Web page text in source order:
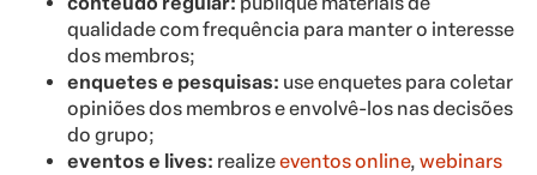
qualidade com frequência para manter o interesse
dos membros;
enquetes e pesquisas: use enquetes para coletar
opiniões dos membros e envolvê-los nas decisões
do grupo;
eventos e lives: realizeeventos online, webinars